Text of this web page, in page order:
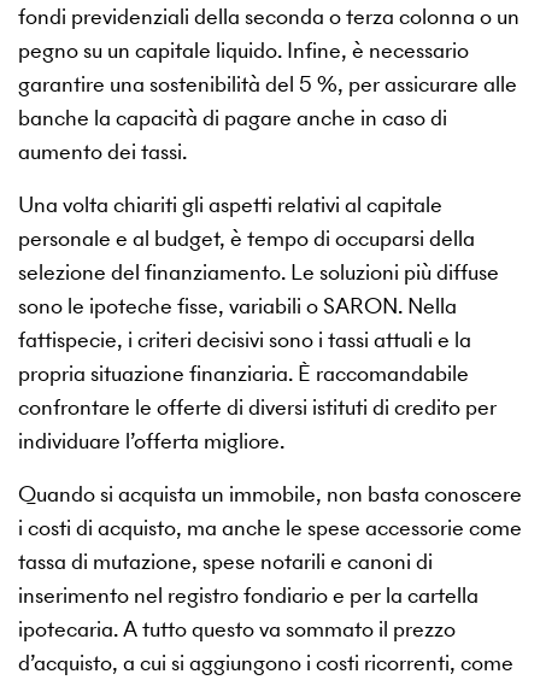
fondi previdenziali della seconda o terza colonna o un
pegno su un capitale liquido. Infine, è necessario
garantire una sostenibilità del 5 %, per assicurare alle
banche la capacità di pagare anche in caso di
aumento dei tassi.
Una volta chiariti gli aspetti relativi al capitale
personale e al budget, è tempo di occuparsi della
selezione del finanziamento. Le soluzioni più diffuse
sono le ipoteche fisse, variabili o SARON. Nella
fattispecie, i criteri decisivi sono i tassi attuali e la
propria situazione finanziaria. È raccomandabile
confrontare le offerte di diversi istituti di credito per
individuare l’offerta migliore.
Quando si acquista un immobile, non basta conoscere
i costi di acquisto, ma anche le spese accessorie come
tassa di mutazione, spese notarili e canoni di
inserimento nel registro fondiario e per la cartella
ipotecaria. A tutto questo va sommato il prezzo
d’acquisto, a cui si aggiungono i costi ricorrenti, come